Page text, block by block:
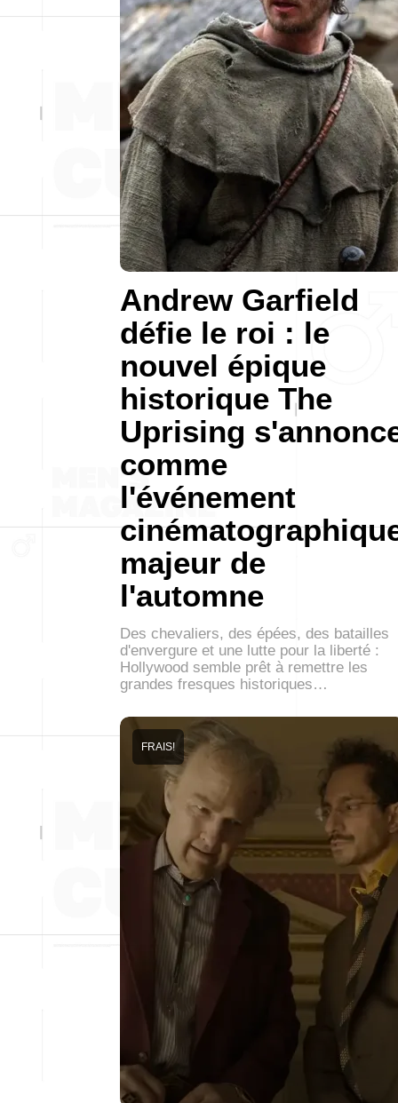
Andrew Garfield
défie le roi : le
nouvel épique
historique The
Uprising
comme
l'événement
majeur de
l'automne
Des chevaliers, des épées, des batailles
d'envergure et une lutte pour la liberté :
Hollywood semble prêt à remettre les
grandes fresques historiques…
FRAIS!